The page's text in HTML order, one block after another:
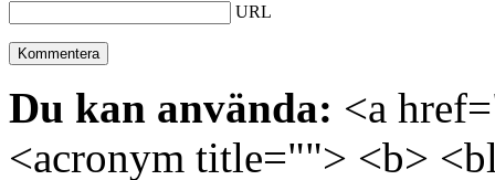
URL
Du kan använda: <a
<acronym title=""> <b>